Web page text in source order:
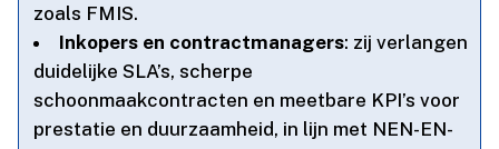
zoals FMIS.​
Inkopers en contractmanagers: zij verlangen
duidelijke SLA’s, scherpe
schoonmaakcontracten en meetbare KPI’s voor
prestatie en duurzaamheid, in lijn met NEN-EN-